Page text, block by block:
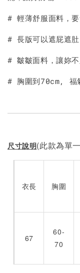
# 輕薄舒服面料，
# 長版可以遮屁遮
# 皺皺面料，讓妳
# 胸圍到70cm, 福
尺寸說明(此款為單
衣長 胸圍
67
60-
70